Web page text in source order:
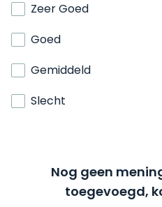
Zeer Goed
Goed
Gemiddeld
Slecht
Nog geen
toegevoegd,